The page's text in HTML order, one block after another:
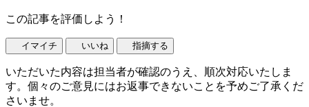
この記事を評価しよう！
イマイチ いいね 指摘する
いただいた内容は担当者が確認のうえ、順次対応いたしま
す。個々のご意見にはお返事できないことを予めご了承くだ
さいませ。